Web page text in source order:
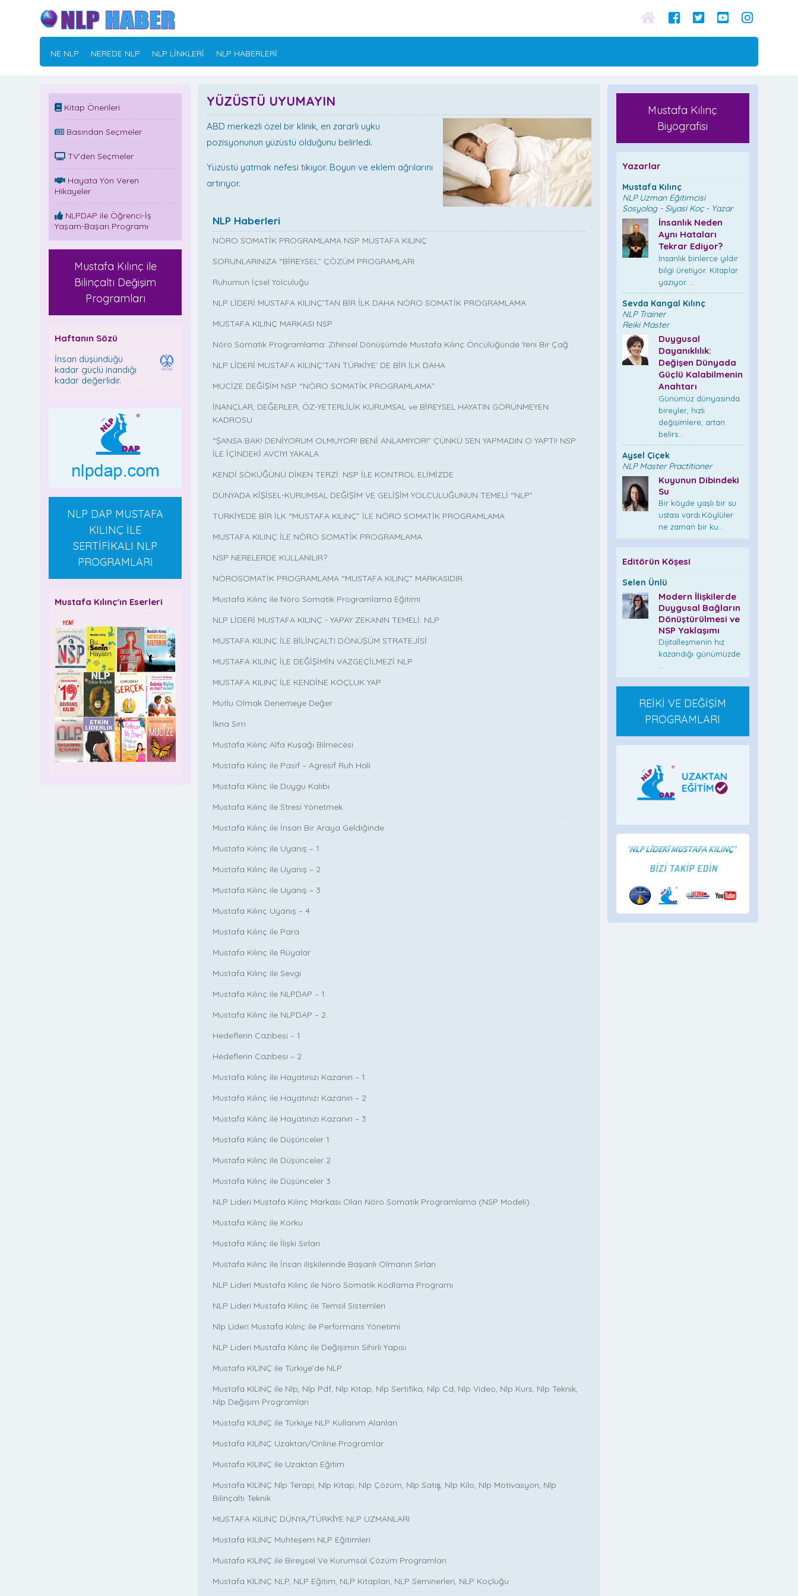
NE NLP NEREDE NLP NLP LİNKLERİ NLP HABERLERİ
Kitap Önerileri
Basından Seçmeler
TV'den Seçmeler
Hayata Yön Veren
Hikayeler
NLPDAP ile Öğrenci-İş
Yaşam-Başarı Programı
Mustafa Kılınç ile
Bilinçaltı Değişim
Programları
Haftanın Sözü
İnsan düşündüğü
kadar güçlü inandığı
kadar değerlidir.
NLP DAP MUSTAFA
KILINÇ İLE
SERTİFİKALI NLP
PROGRAMLARI
Mustafa Kılınç'ın Eserleri
YÜZÜSTÜ UYUMAYIN
ABD merkezli özel bir klinik, en zararlı uyku
pozisyonunun yüzüstü olduğunu belirledi.
Yüzüstü yatmak nefesi tıkıyor. Boyun ve eklem ağrılarını
artırıyor.
NLP Haberleri
NÖRO SOMATİK PROGRAMLAMA NSP MUSTAFA KILINÇ
SORUNLARINIZA “BİREYSEL” ÇÖZÜM PROGRAMLARI
Ruhumun İçsel Yolculuğu
NLP LİDERİ MUSTAFA KILINÇ’TAN BİR İLK DAHA NÖRO SOMATİK PROGRAMLAMA
MUSTAFA KILINÇ MARKASI NSP
Nöro Somatik Programlama: Zihinsel Dönüşümde Mustafa Kılınç Öncülüğünde Yeni Bir Çağ
NLP LİDERİ MUSTAFA KILINÇ'TAN TÜRKİYE' DE BİR İLK DAHA
MUCİZE DEĞİŞİM NSP “NÖRO SOMATİK PROGRAMLAMA”
İNANÇLAR, DEĞERLER, ÖZ-YETERLİLİK KURUMSAL ve BİREYSEL HAYATIN GÖRÜNMEYEN
KADROSU
“ŞANSA BAK! DENİYORUM OLMUYOR! BENİ ANLAMIYOR!” ÇÜNKÜ SEN YAPMADIN O YAPTI! NSP
İLE İÇİNDEKİ AVCIYI YAKALA
KENDİ SÖKÜĞÜNÜ DİKEN TERZİ: NSP İLE KONTROL ELİMİZDE
DÜNYADA KİŞİSEL-KURUMSAL DEĞİŞİM VE GELİŞİM YOLCULUĞUNUN TEMELİ “NLP”
TÜRKİYEDE BİR İLK “MUSTAFA KILINÇ” İLE NÖRO SOMATİK PROGRAMLAMA
MUSTAFA KILINÇ İLE NÖRO SOMATİK PROGRAMLAMA
NSP NERELERDE KULLANILIR?
NÖROSOMATİK PROGRAMLAMA “MUSTAFA KILINÇ” MARKASIDIR…
Mustafa Kılınç ile Nöro Somatik Programlama Eğitimi
NLP LİDERİ MUSTAFA KILINÇ - YAPAY ZEKANIN TEMELİ: NLP
MUSTAFA KILINÇ İLE BİLİNÇALTI DÖNÜŞÜM STRATEJİSİ
MUSTAFA KILINÇ İLE DEĞİŞİMİN VAZGEÇİLMEZİ NLP
MUSTAFA KILINÇ İLE KENDİNE KOÇLUK YAP
Mutlu Olmak Denemeye Değer
İkna Sırrı
Mustafa Kılınç Alfa Kuşağı Bilmecesi
Mustafa Kılınç ile Pasif – Agresif Ruh Hali
Mustafa Kılınç ile Duygu Kalıbı
Mustafa Kılınç ile Stresi Yönetmek
Mustafa Kılınç ile İnsan Bir Araya Geldiğinde
Mustafa Kılınç ile Uyanış – 1
Mustafa Kılınç ile Uyanış – 2
Mustafa Kılınç ile Uyanış – 3
Mustafa Kılınç Uyanış – 4
Mustafa Kılınç ile Para
Mustafa Kılınç ile Rüyalar
Mustafa Kılınç ile Sevgi
Mustafa Kılınç ile NLPDAP – 1
Mustafa Kılınç ile NLPDAP – 2
Hedeflerin Cazibesi – 1
Hedeflerin Cazibesi – 2
Mustafa Kılınç ile Hayatınızı Kazanın – 1
Mustafa Kılınç ile Hayatınızı Kazanın – 2
Mustafa Kılınç ile Hayatınızı Kazanın – 3
Mustafa Kılınç ile Düşünceler 1
Mustafa Kılınç ile Düşünceler 2
Mustafa Kılınç ile Düşünceler 3
NLP Lideri Mustafa Kılınç Markası Olan Nöro Somatik Programlama (NSP Modeli)
Mustafa Kılınç ile Korku
Mustafa Kılınç ile İlişki Sırları
Mustafa Kılınç ile İnsan ilişkilerinde Başarılı Olmanın Sırları
NLP Lideri Mustafa Kılınç ile Nöro Somatik Kodlama Programı
NLP Lideri Mustafa Kılınç ile Temsil Sistemleri
Nlp Lideri Mustafa Kılınç ile Performans Yönetimi
NLP Lideri Mustafa Kılınç ile Değişimin Sihirli Yapısı
Mustafa KILINÇ ile Türkiye’de NLP
Mustafa KILINÇ ile Nlp, Nlp Pdf, Nlp Kitap, Nlp Sertifika, Nlp Cd, Nlp Video, Nlp Kurs, Nlp Teknik,
Nlp Değişim Programları
Mustafa KILINÇ ile Türkiye NLP Kullanım Alanları
Mustafa KILINÇ Uzaktan/Online Programlar
Mustafa KILINÇ ile Uzaktan Eğitim
Mustafa KILINÇ Nlp Terapi, Nlp Kitap, Nlp Çözüm, Nlp Satış, Nlp Kilo, Nlp Motivasyon, Nlp
Bilinçaltı Teknik
MUSTAFA KILINÇ DÜNYA/TÜRKİYE NLP UZMANLARI
Mustafa KILINÇ Muhteşem NLP Eğitimleri
Mustafa KILINÇ ile Bireysel Ve Kurumsal Çözüm Programları
Mustafa KILINÇ NLP, NLP Eğitim, NLP Kitapları, NLP Seminerleri, NLP Koçluğu
Mustafa Kılınç
Biyografisi
Yazarlar
Mustafa Kılınç
NLP Uzman Eğitimcisi
Sosyolog - Siyasi Koç - Yazar
İnsanlık Neden
Aynı Hataları
Tekrar Ediyor?
İnsanlık binlerce yıldır
bilgi üretiyor. Kitaplar
yazıyor. ...
Sevda Kangal Kılınç
NLP Trainer
Reiki Master
Duygusal
Dayanıklılık:
Değişen Dünyada
Güçlü Kalabilmenin
Anahtarı
Günümüz dünyasında
bireyler, hızlı
değişimlere, artan
belirs...
Aysel Çiçek
NLP Master Practitioner
Kuyunun Dibindeki
Su
Bir köyde yaşlı bir su
ustası vardı.Köylüler
ne zaman bir ku...
Editörün Köşesi
Selen Ünlü
Modern İlişkilerde
Duygusal Bağların
Dönüştürülmesi ve
NSP Yaklaşımı
Dijitalleşmenin hız
kazandığı günümüzde
...
REİKİ VE DEĞİŞİM
PROGRAMLARI